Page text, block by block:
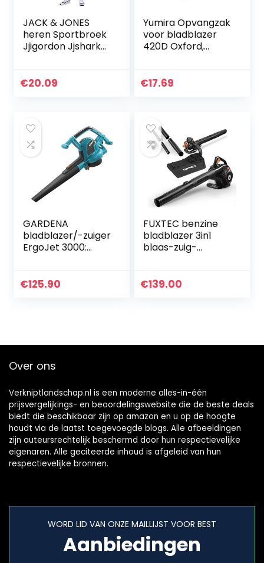
JACK & JONES
heren Sportbroek
Jjigordon Jjshark
€20.09
Yumira Opvangzak
voor bladblazer
420D Oxford,
blad- en
€17.69
GARDENA
bladblazer/-zuiger
ErgoJet 3000:
motorvermogen
€125.90
FUXTEC benzine
bladblazer 3in1
blaas-zuig-
25.4cc, 0.75kW,
€139.00
Over ons
Verkniptlandschap.nl is een moderne alles-in-één
prijsvergelijkings- en beoordelingswebsite die de beste deals
biedt die beschikbaar zijn op amazon en u op de hoogte
houdt via de laatst toegevoegde blogs. Alle afbeeldingen
zijn auteursrechtelijk beschermd door hun respectievelijke
eigenaren. Alle geciteerde inhoud is afgeleid van hun
respectievelijke bronnen.
WORD LID VAN ONZE MAILLIJST VOOR BEST
Aanbiedingen